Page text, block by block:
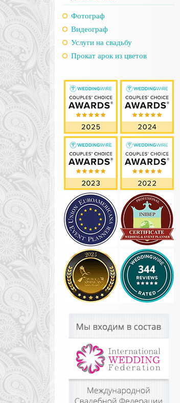
Фотограф
Видеограф
Услуги на свадьбу
Прокат арок из цветов